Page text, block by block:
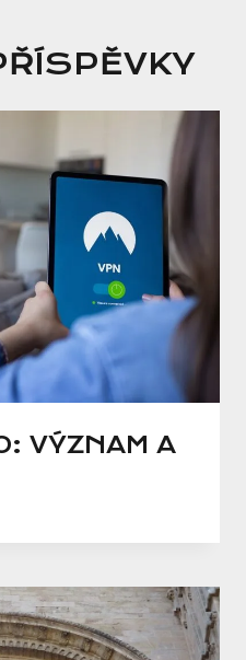
VÝZNAM A